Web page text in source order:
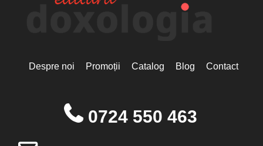
Despre noi Promoții Catalog Blog Contact
0724 550 463